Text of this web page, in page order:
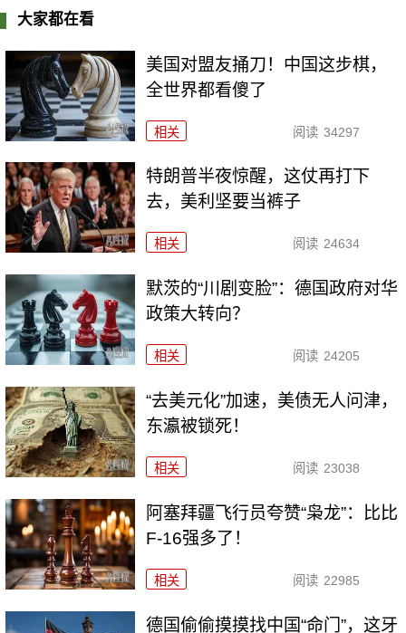
大家都在看
美国对盟友捅刀！中国这步棋，
全世界都看傻了
相关 阅读 34297
特朗普半夜惊醒，这仗再打下
去，美利坚要当裤子
相关 阅读 24634
默茨的“川剧变脸”：德国政府对华
政策大转向？
相关 阅读 24205
“去美元化”加速，美债无人问津，
东瀛被锁死！
相关 阅读 23038
阿塞拜疆飞行员夸赞“枭龙”：比比
F-16强多了！
相关 阅读 22985
德国偷偷摸摸找中国“命门”，这牙